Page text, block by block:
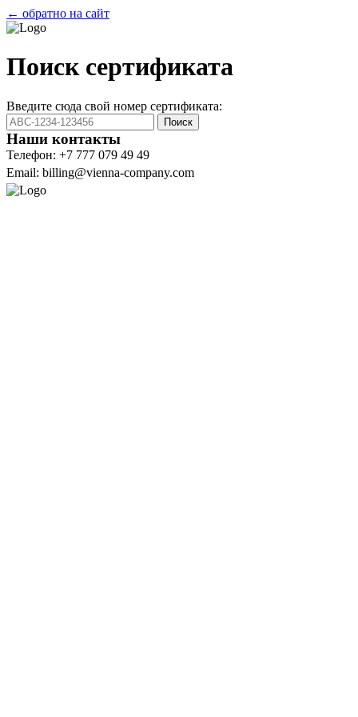
← обратно на сайт
Поиск сертификата
Введите сюда свой номер сертификата:
Поиск
Наши контакты
Телефон: +7 777 079 49 49
Email: billing@vienna-company.com